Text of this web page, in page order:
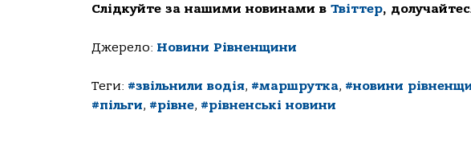
Слідкуйте за нашими новинами в Твіттер,
Джерело: Новини Рівненщини
Теги: #звільнили водія, #маршрутка, #новини
#пільги, #рівне, #рівненські новини